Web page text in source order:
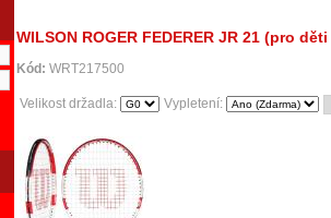
WILSON ROGER FEDERER JR 21 (pro
Kód: WRT217500
Velikost držadla: Vypletení: